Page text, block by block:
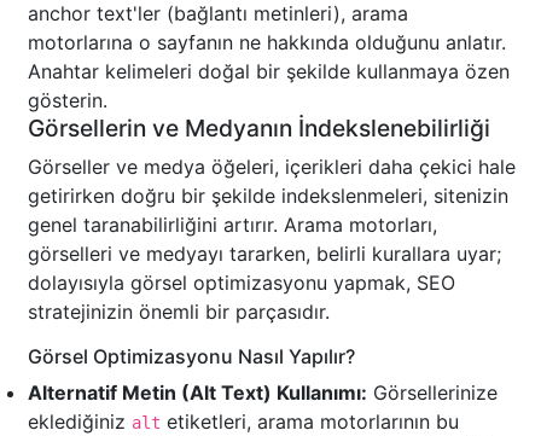
anchor text'ler (bağlantı metinleri), arama
motorlarına o sayfanın ne hakkında olduğunu anlatır.
Anahtar kelimeleri doğal bir şekilde kullanmaya özen
gösterin.
Görsellerin ve Medyanın İndekslenebilirliği
Görseller ve medya öğeleri, içerikleri daha çekici hale
getirirken doğru bir şekilde indekslenmeleri, sitenizin
genel taranabilirliğini artırır. Arama motorları,
görselleri ve medyayı tararken, belirli kurallara uyar;
dolayısıyla görsel optimizasyonu yapmak, SEO
stratejinizin önemli bir parçasıdır.
Görsel Optimizasyonu Nasıl Yapılır?
Alternatif Metin (Alt Text) Kullanımı: Görsellerinize
eklediğiniz alt etiketleri, arama motorlarının bu